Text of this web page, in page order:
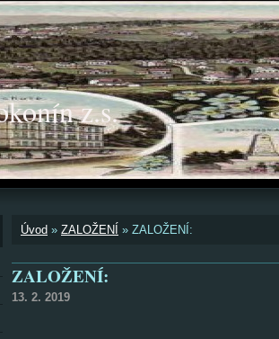
z.s.
Úvod » ZALOŽENÍ » ZALOŽENÍ:
ZALOŽENÍ:
13. 2. 2019